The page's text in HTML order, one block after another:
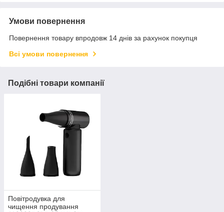
Умови повернення
Повернення товару впродовж 14 днів за рахунок покупця
Всі умови повернення
Подібні товари компанії
Повітродувка для
чищення продування